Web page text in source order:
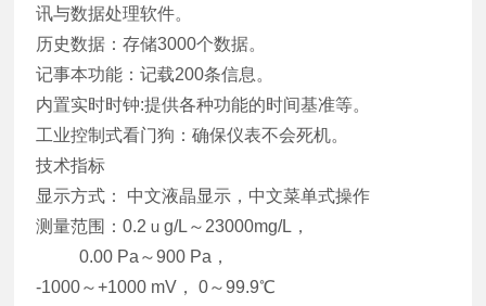
讯与数据处理软件。
历史数据：存储3000个数据。
记事本功能：记载200条信息。
内置实时时钟:提供各种功能的时间基准等。
工业控制式看门狗：确保仪表不会死机。
技术指标
显示方式： 中文液晶显示，中文菜单式操作
测量范围：0.2ｕg/L～23000mg/L，
0.00 Pa～900 Pa，
-1000～+1000 mV， 0～99.9℃